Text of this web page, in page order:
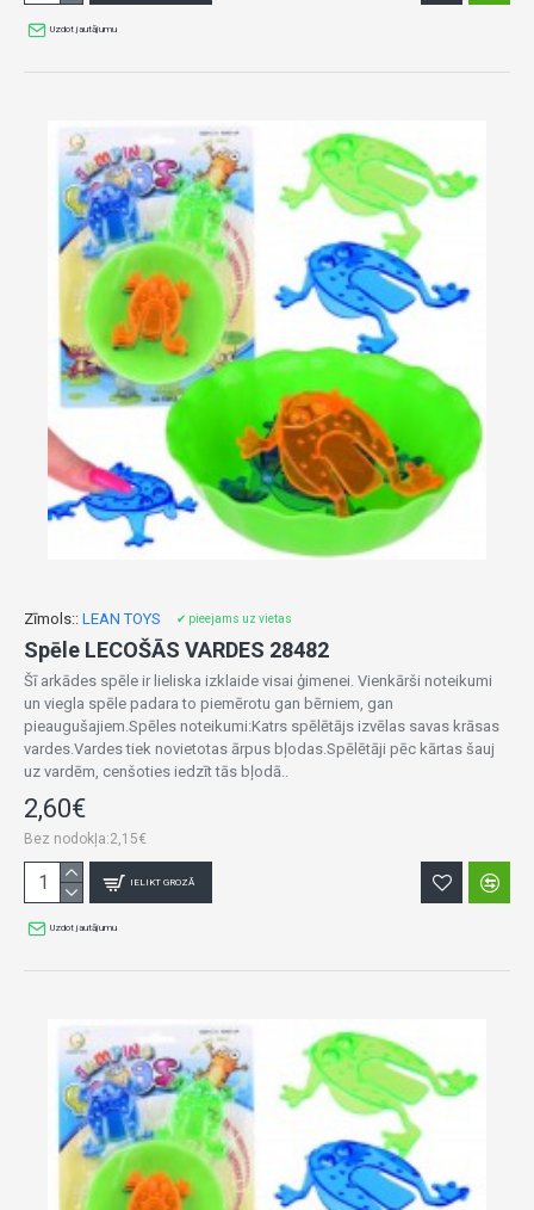
Uzdot jautājumu
Zīmols:: LEAN TOYS ✔ pieejams uz vietas
Spēle LECOŠĀS VARDES 28482
Šī arkādes spēle ir lieliska izklaide visai ģimenei. Vienkārši noteikumi
un viegla spēle padara to piemērotu gan bērniem, gan
pieaugušajiem.Spēles noteikumi:Katrs spēlētājs izvēlas savas krāsas
vardes.Vardes tiek novietotas ārpus bļodas.Spēlētāji pēc kārtas šauj
uz vardēm, cenšoties iedzīt tās bļodā..
2,60€
Bez nodokļa:2,15€
IELIKT GROZĀ
Uzdot jautājumu